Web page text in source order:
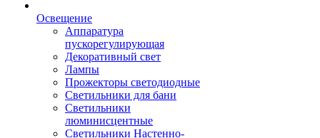
Освещение
Аппаратура
пускорегулирующая
Декоративный свет
Лампы
Прожекторы светодиодные
Светильники для бани
Светильники
люминисцентные
Светильники Настенно-